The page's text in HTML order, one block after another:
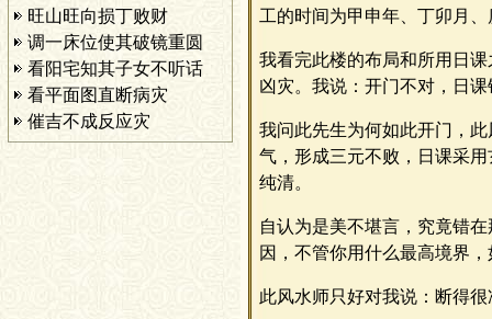
旺山旺向损丁败财
调一床位使其破镜重圆
看阳宅知其子女不听话
看平面图直断病灾
催吉不成反应灾
工的时间为甲申年、丁卯月
我看完此楼的布局和所用日
凶灾。我说：开门不对，日
我问此先生为何如此开门，
气，形成三元不败，日课采
纯清。
自认为是美不堪言，究竟错
因，不管你用什么最高境界
此风水师只好对我说：断得